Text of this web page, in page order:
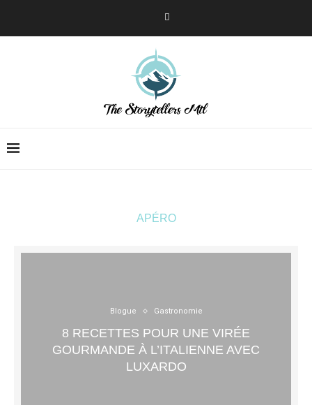
APÉRO
Blogue Gastronomie
8 RECETTES POUR UNE VIRÉE
GOURMANDE À L’ITALIENNE AVEC
LUXARDO